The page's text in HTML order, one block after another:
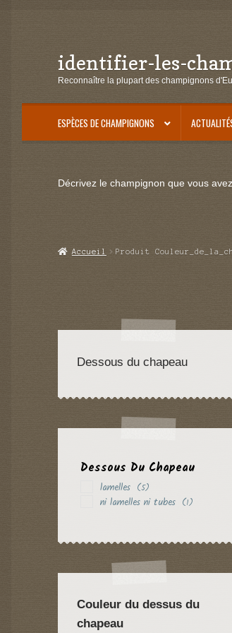
Aller
à
navigation
Aller
au
identifier-les-
Reconnaître la plupart des champignons
ESPÈCES DE CHAMPIGNONS
Décrivez le champignon que vous
Accueil Produit
Dessous du chapeau
Dessous Du Chapeau
lamelles (5)
ni lamelles ni tubes (1)
Couleur du dessus du
chapeau